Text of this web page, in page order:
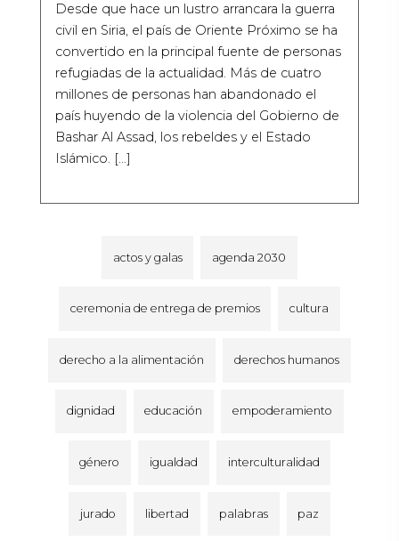
Desde que hace un lustro arrancara la guerra
civil en Siria, el país de Oriente Próximo se ha
convertido en la principal fuente de personas
refugiadas de la actualidad. Más de cuatro
millones de personas han abandonado el
país huyendo de la violencia del Gobierno de
Bashar Al Assad, los rebeldes y el Estado
Islámico. […]
actos y galas agenda 2030
ceremonia de entrega de premios cultura
derecho a la alimentación derechos humanos
dignidad educación empoderamiento
género igualdad interculturalidad
jurado libertad palabras paz